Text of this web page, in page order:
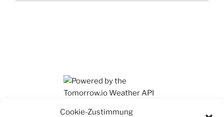
Cookie-Zustimmung